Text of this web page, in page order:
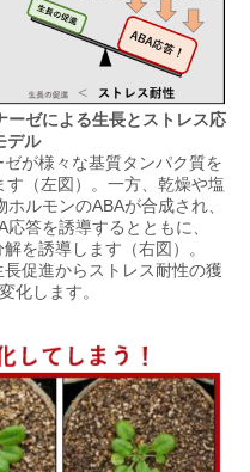
ゼによる生長とストレス応
デル
が様々な基質タンパク質を
す（左図）。一方、乾燥や塩
ルモンのABAが合成され、
答を誘導するとともに、
を誘導します（右図）。
促進からストレス耐性の獲
化します。